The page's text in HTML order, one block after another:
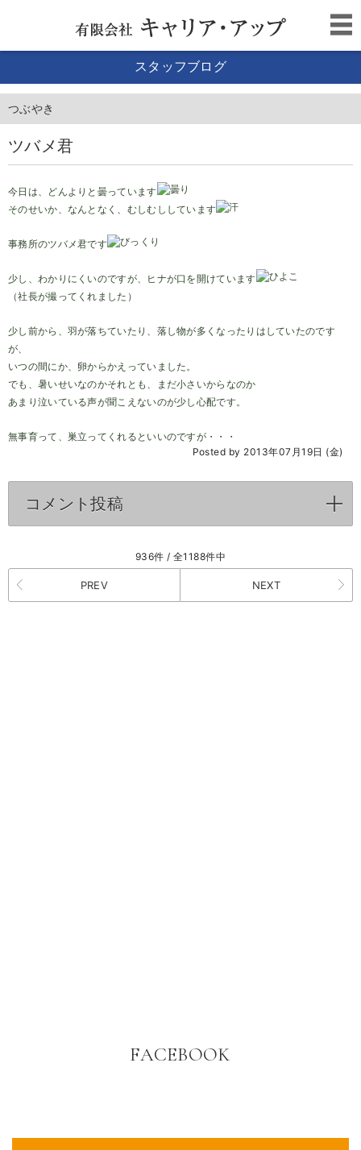
スタッフブログ
つぶやき
ツバメ君
今日は、どんよりと曇っています
そのせいか、なんとなく、むしむししています
事務所のツバメ君です
少し、わかりにくいのですが、ヒナが口を開けています
（社長が撮ってくれました）
少し前から、羽が落ちていたり、落し物が多くなったりはしていたのです
が、
いつの間にか、卵からかえっていました。
でも、暑いせいなのかそれとも、まだ小さいからなのか
あまり泣いている声が聞こえないのが少し心配です。
無事育って、巣立ってくれるといいのですが・・・
Posted by 2013年07月19日 (金)
コメント投稿
936件 / 全1188件中
PREV NEXT
FACEBOOK